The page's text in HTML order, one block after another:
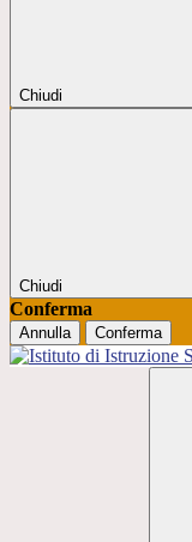
Chiudi
Chiudi
Conferma
Annulla Conferma